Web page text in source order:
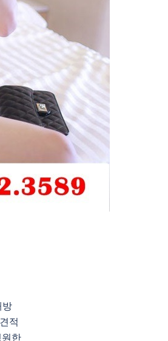
방
적
한